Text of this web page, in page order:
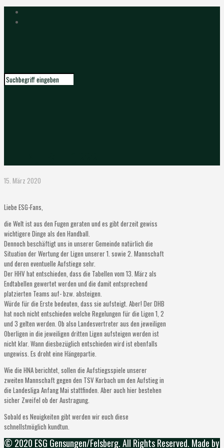
15. März 2020
Liebe ESG-Fans,
die Welt ist aus den Fugen geraten und es gibt derzeit gewiss
wichtigere Dinge als den Handball.
Dennoch beschäftigt uns in unserer Gemeinde natürlich die
Situation der Wertung der Ligen unserer 1. sowie 2. Mannschaft
und deren eventuelle Aufstiege sehr.
Der HHV hat entschieden, dass die Tabellen vom 13. März als
Endtabellen gewertet werden und die damit entsprechend
platzierten Teams auf- bzw. absteigen.
Würde für die Erste bedeuten, dass sie aufsteigt. Aber! Der DHB
hat noch nicht entschieden welche Regelungen für die Ligen 1, 2
und 3 gelten werden. Ob also Landesvertreter aus den jeweiligen
Oberligen in die jeweiligen dritten Ligen aufsteigen werden ist
nicht klar. Wann diesbezüglich entschieden wird ist ebenfalls
ungewiss. Es droht eine Hängepartie.
Wie die HNA berichtet, sollen die Aufstiegsspiele unserer
zweiten Mannschaft gegen den TSV Korbach um den Aufstieg in
die Landesliga Anfang Mai stattfinden. Aber auch hier bestehen
sicher Zweifel ob der Austragung.
Sobald es Neuigkeiten gibt werden wir euch diese
schnellstmöglich kundtun.
© 2020 ESG Gensungen/Felsberg. All Rights Reserved. Made by